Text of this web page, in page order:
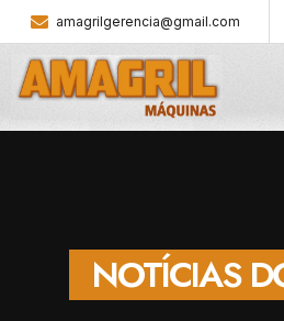
amagrilgerencia@gmail.com
NOTÍCIAS